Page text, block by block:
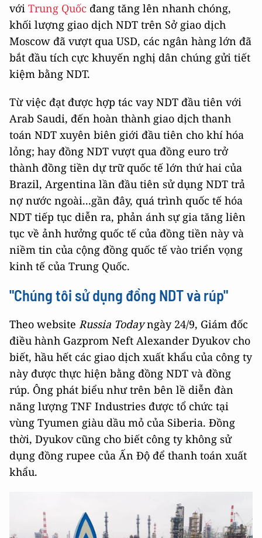
với Trung Quốc đang tăng lên nhanh chóng,
khối lượng giao dịch NDT trên Sở giao dịch
Moscow đã vượt qua USD, các ngân hàng lớn đã
bắt đầu tích cực khuyến nghị dân chúng gửi tiết
kiệm bằng NDT.
Từ việc đạt được hợp tác vay NDT đầu tiên với
Arab Saudi, đến hoàn thành giao dịch thanh
toán NDT xuyên biên giới đầu tiên cho khí hóa
lỏng; hay đồng NDT vượt qua đồng euro trở
thành đồng tiền dự trữ quốc tế lớn thứ hai của
Brazil, Argentina lần đầu tiên sử dụng NDT trả
nợ nước ngoài...gần đây, quá trình quốc tế hóa
NDT tiếp tục diễn ra, phản ánh sự gia tăng liên
tục về ảnh hưởng quốc tế của đồng tiền này và
niềm tin của cộng đồng quốc tế vào triển vọng
kinh tế của Trung Quốc.
"Chúng tôi sử dụng đồng NDT và rúp"
Theo website Russia Todayngày 24/9, Giám đốc
điều hành Gazprom Neft Alexander Dyukov cho
biết, hầu hết các giao dịch xuất khẩu của công ty
này được thực hiện bằng đồng NDT và đồng
rúp. Ông phát biểu như trên bên lề diễn đàn
năng lượng TNF Industries được tổ chức tại
vùng Tyumen giàu dầu mỏ của Siberia. Đồng
thời, Dyukov cũng cho biết công ty không sử
dụng đồng rupee của Ấn Độ để thanh toán xuất
khẩu.